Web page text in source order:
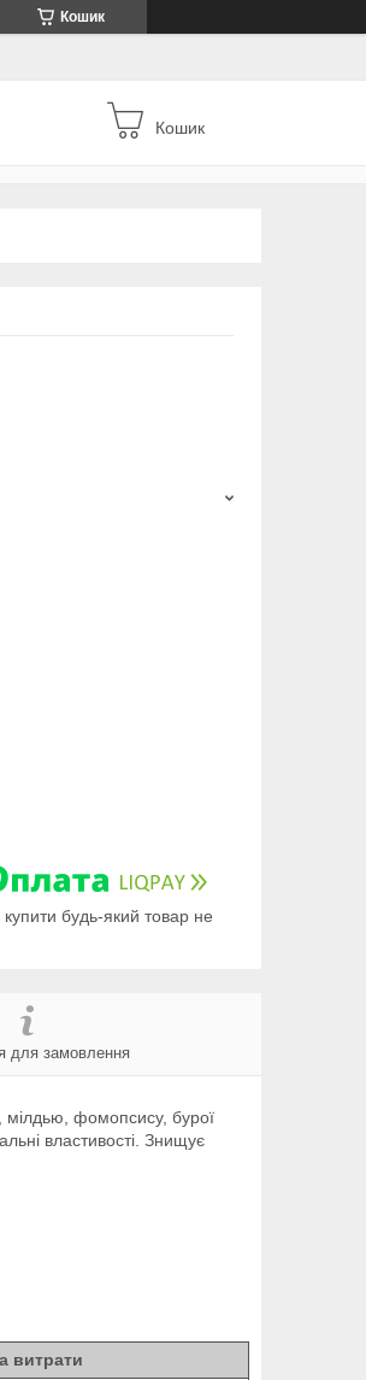
Кошик
Кошик
будь-який товар не
для замовлення
мілдью, фомопсису, бурої
властивості. Знищує
витрати